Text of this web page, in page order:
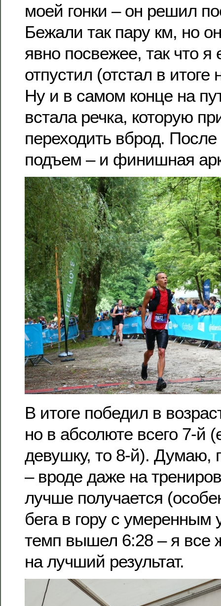
моей гонки – он решил
Бежали так пару км, но
явно посвежее, так что я
отпустил (отстал в
Ну и в самом конце на
встала речка, которую
переходить вброд. После
подъем – и финишная
В итоге победил в
но в абсолюте всего 7-й
девушку, то 8-й). Думаю,
– вроде даже на
лучше получается
бега в гору с умеренным
темп вышел 6:28 – я все
на лучший результат.